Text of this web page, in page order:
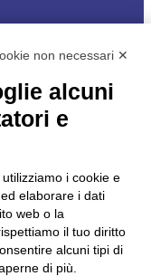
non necessari ✕
alcuni
e
i cookie e
elaborare i dati
web o la
il tuo diritto
alcuni tipi di
di più.